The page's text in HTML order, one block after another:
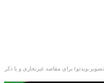
برای مقاصد غیرتجاری و با ذکر